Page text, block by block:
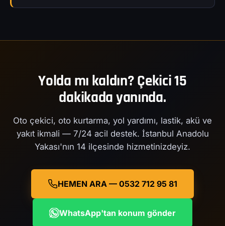
Yolda mı kaldın? Çekici 15
dakikada yanında.
Oto çekici, oto kurtarma, yol yardımı, lastik, akü ve
yakıt ikmali — 7/24 acil destek. İstanbul Anadolu
Yakası'nın 14 ilçesinde hizmetinizdeyiz.
HEMEN ARA — 0532 712 95 81
WhatsApp'tan konum gönder